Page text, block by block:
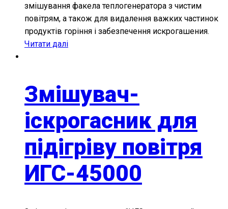
змішування факела теплогенератора з чистим
повітрям, а також для видалення важких частинок
продуктів горіння і забезпечення искрогашения.
Читати далі
Змішувач-
іскрогасник для
підігріву повітря
ИГС-45000